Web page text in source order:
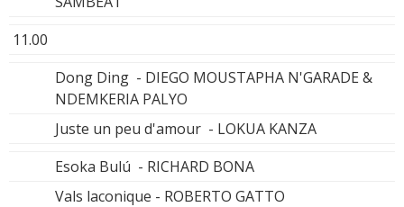
11.00
Dong Ding - DIEGO MOUSTAPHA N'GARADE &
NDEMKERIA PALYO
Juste un peu d'amour - LOKUA KANZA
Esoka Bulú - RICHARD BONA
Vals laconique - ROBERTO GATTO